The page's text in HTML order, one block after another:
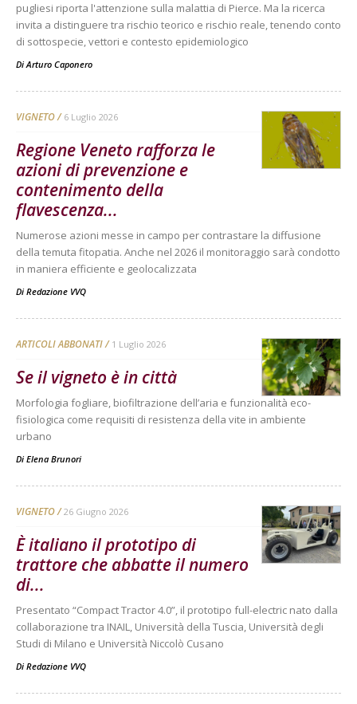
pugliesi riporta l'attenzione sulla malattia di Pierce. Ma la ricerca
invita a distinguere tra rischio teorico e rischio reale, tenendo conto
di sottospecie, vettori e contesto epidemiologico
DiArturo Caponero
VIGNETO 6 Luglio 2026
Regione Veneto rafforza le
azioni di prevenzione e
contenimento della
flavescenza...
Numerose azioni messe in campo per contrastare la diffusione
della temuta fitopatia. Anche nel 2026 il monitoraggio sarà condotto
in maniera efficiente e geolocalizzata
Di Redazione VVQ
ARTICOLI ABBONATI 1 Luglio 2026
Se il vigneto è in città
Morfologia fogliare, biofiltrazione dell’aria e funzionalità eco-
fisiologica come requisiti di resistenza della vite in ambiente
urbano
Di Elena Brunori
VIGNETO 26 Giugno 2026
È italiano il prototipo di
trattore che abbatte il numero
di...
Presentato “Compact Tractor 4.0”, il prototipo full-electric nato dalla
collaborazione tra INAIL, Università della Tuscia, Università degli
Studi di Milano e Università Niccolò Cusano
Di Redazione VVQ